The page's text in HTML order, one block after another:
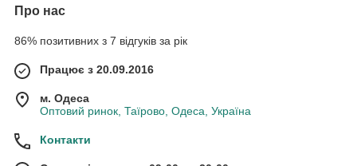
Про нас
86% позитивних з 7 відгуків за рік
Працює з 20.09.2016
м. Одеса
Оптовий ринок, Таїрово, Одеса, Україна
Контакти